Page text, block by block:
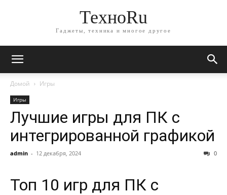
ТехноRu
Гаджеты, техника и многое другое
Домой Игры
Игры
Лучшие игры для ПК с
интегрированной графикой
admin - 12 декабря, 2024 0
Топ 10 игр для ПК с